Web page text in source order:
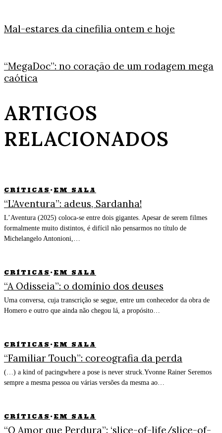
Mal-estares da cinefilia ontem e hoje
“MegaDoc”: no coração de um rodagem mega
caótica
ARTIGOS
RELACIONADOS
CRÍTICAS · EM SALA
“L’Aventura”: adeus, Sardanha!
L’Aventura (2025) coloca-se entre dois gigantes. Apesar de serem filmes
formalmente muito distintos, é difícil não pensarmos no título de
Michelangelo Antonioni,…
CRÍTICAS · EM SALA
“A Odisseia”: o domínio dos deuses
Uma conversa, cuja transcrição se segue, entre um conhecedor da obra de
Homero e outro que ainda não chegou lá, a propósito…
CRÍTICAS · EM SALA
“Familiar Touch”: coreografia da perda
(…) a kind of pacingwhere a pose is never struck.Yvonne Rainer Seremos
sempre a mesma pessoa ou várias versões da mesma ao…
CRÍTICAS · EM SALA
“O Amor que Perdura”: ‘slice-of-life/slice-of-